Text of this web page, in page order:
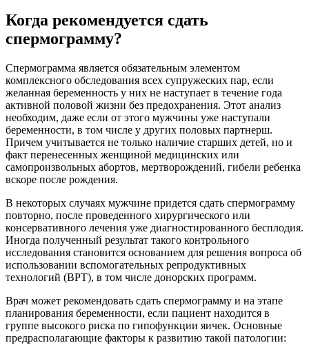
Когда рекомендуется сдать
спермограмму?
Спермограмма является обязательным элементом
комплексного обследования всех супружеских пар, если
желанная беременность у них не наступает в течение года
активной половой жизни без предохранения. Этот анализ
необходим, даже если от этого мужчины уже наступали
беременности, в том числе у других половых партнерш.
Причем учитывается не только наличие старших детей, но и
факт перенесенных женщиной медицинских или
самопроизвольных абортов, мертворождений, гибели ребенка
вскоре после рождения.
В некоторых случаях мужчине придется сдать спермограмму
повторно, после проведенного хирургического или
консервативного лечения уже диагностированного бесплодия.
Иногда полученный результат такого контрольного
исследования становится основанием для решения вопроса об
использовании вспомогательных репродуктивных
технологий (ВРТ), в том числе донорских программ.
Врач может рекомендовать сдать спермограмму и на этапе
планирования беременности, если пациент находится в
группе высокого риска по гипофункции яичек. Основные
предрасполагающие факторы к развитию такой патологии: